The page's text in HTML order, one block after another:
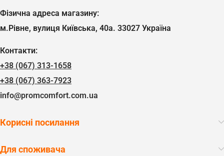
Фізична адреса магазину:
м.Рівне, вулиця Київська, 40а. 33027 Україна
Контакти:
+38 (067) 313-1658
+38 (067) 363-7923
info@promcomfort.com.ua
Корисні посилання
Для споживача